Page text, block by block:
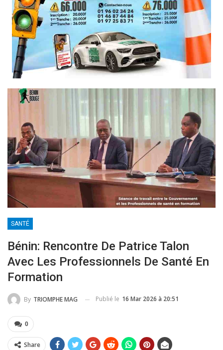
SANTÉ
Bénin: Rencontre De Patrice Talon
Avec Les Professionnels De Santé En
Formation
By TRIOMPHE MAG Publié le 16 Mar 2026 à 20:51
0
Share